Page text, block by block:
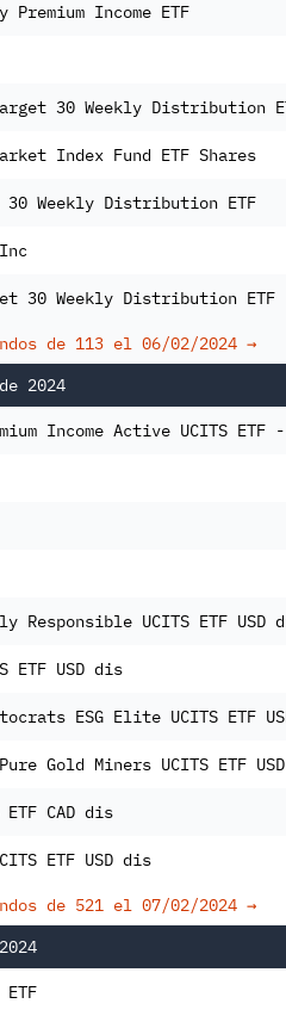
Premium Income ETF
30 Weekly Distribution
Index Fund ETF Shares
30 Weekly Distribution ETF
30 Weekly Distribution ETF
de 113 el 06/02/2024 →
2024
Income Active UCITS ETF
Responsible UCITS ETF USD
ETF USD dis
ESG Elite UCITS ETF
Gold Miners UCITS ETF
ETF CAD dis
ETF USD dis
de 521 el 07/02/2024 →
ETF